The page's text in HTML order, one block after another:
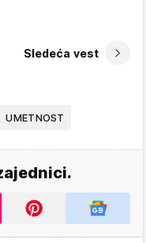
Sledeća vest
UMETNOST